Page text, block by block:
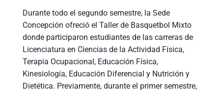
Durante todo el segundo semestre, la Sede
Concepción ofreció el Taller de Basquetbol Mixto
donde participaron estudiantes de las carreras de
Licenciatura en Ciencias de la Actividad Física,
Terapia Ocupacional, Educación Física,
Kinesiología, Educación Diferencial y Nutrición y
Dietética. Previamente, durante el primer semestre,